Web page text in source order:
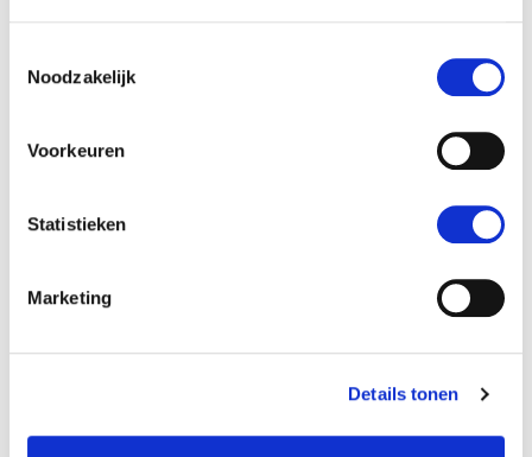
Noodzakelijk
Voorkeuren
Statistieken
Marketing
Details tonen
Dag 6: zaterdag
Naar Gangtey in Centraal-Bhutan